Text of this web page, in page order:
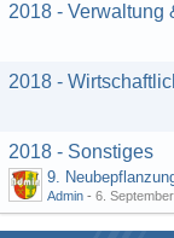
2018 - Verwaltung
2018 -
2018 - Sonstiges
9.
Admin - 6.